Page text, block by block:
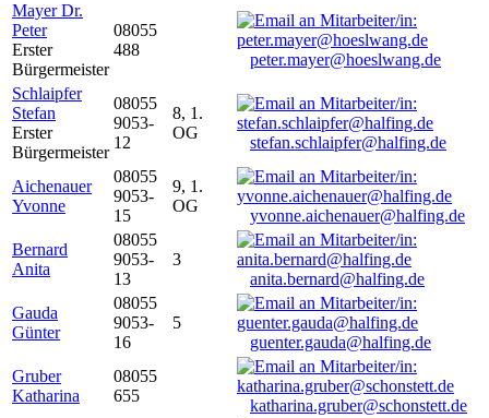
Mayer Dr.
Peter
Erster
Bürgermeister
08055
488
peter.mayer@hoeslwang.de
Schlaipfer
Stefan
Erster
Bürgermeister
08055
9053-
12
8, 1.
OG
stefan.schlaipfer@halfing.de
Aichenauer
Yvonne
08055
9053-
15
9, 1.
OG
yvonne.aichenauer@halfing.de
Bernard
Anita
08055
9053-
13
3
anita.bernard@halfing.de
Gauda
Günter
08055
9053-
16
5
guenter.gauda@halfing.de
Gruber
Katharina
08055
655
katharina.gruber@schonstett.de